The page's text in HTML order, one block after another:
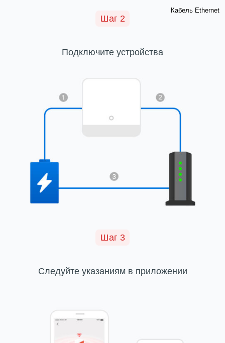
Кабель Ethernet
Шаг 2
Подключите устройства
Шаг 3
Следуйте указаниям в приложении